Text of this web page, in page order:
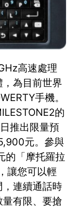
高速處理
為目前世界
手機。
的
推出限量預
元。參與
的「摩托羅拉
讓您可以輕
連續通話時
有限、要搶